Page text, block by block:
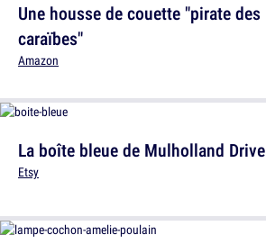
La boîte bleue de Mulholland Drive
Etsy
Une housse de couette "pirate des
caraïbes"
Amazon